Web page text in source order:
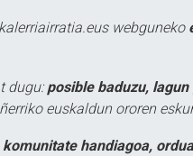
webguneko
dugu: posible baduzu,
euskaldun ororen
handiagoa,